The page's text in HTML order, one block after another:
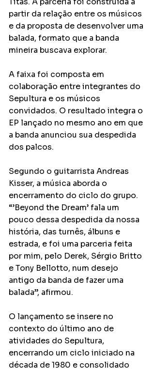
partir da relação entre os músicos
e da proposta de desenvolver uma
balada, formato que a banda
mineira buscava explorar.
A faixa foi composta em
colaboração entre integrantes do
Sepultura e os músicos
convidados. O resultado integra o
EP lançado no mesmo ano em que
a banda anunciou sua despedida
dos palcos.
Segundo o guitarrista Andreas
Kisser, a música aborda o
encerramento do ciclo do grupo.
“’Beyond the Dream’ fala um
pouco dessa despedida da nossa
história, das turnês, álbuns e
estrada, e foi uma parceria feita
por mim, pelo Derek, Sérgio Britto
e Tony Bellotto, num desejo
antigo da banda de fazer uma
balada”, afirmou.
O lançamento se insere no
contexto do último ano de
atividades do Sepultura,
encerrando um ciclo iniciado na
década de 1980 e consolidado